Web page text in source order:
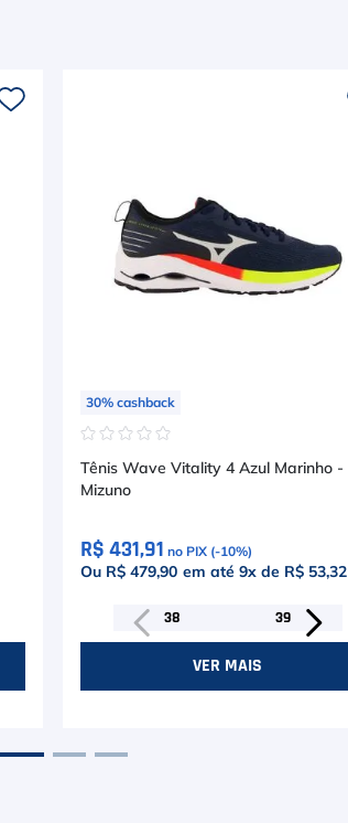
30% cashback
☆☆☆☆☆
Tênis Wave Vitality 4 Azul Marinho -
Mizuno
R$ 431,91 no PIX (-10%)
Ou R$ 479,90 em até 9x de R$ 53,32
38 39
VER MAIS